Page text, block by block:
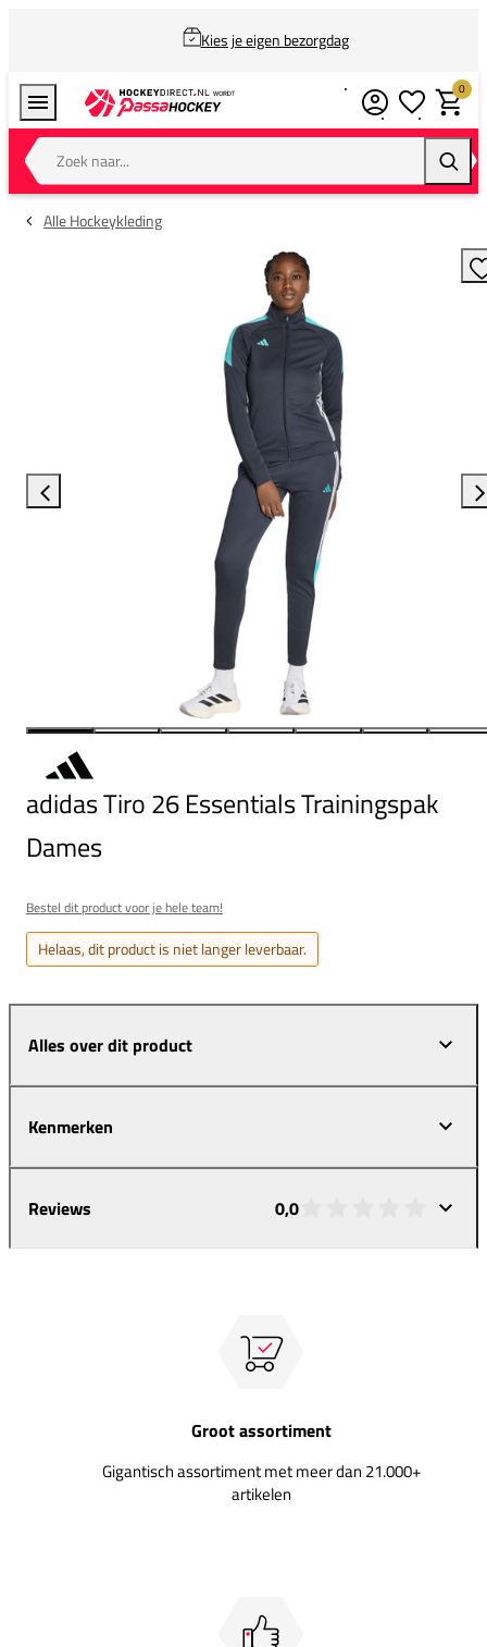
Kies je eigen bezorgdag
Zoek naar...
0
Alle Hockeykleding
adidas Tiro 26 Essentials Trainingspak
Dames
Bestel dit product voor je hele team!
Helaas, dit product is niet langer leverbaar.
Alles over dit product
Kenmerken
Reviews 0,0
Groot assortiment
Gigantisch assortiment met meer dan 21.000+
artikelen